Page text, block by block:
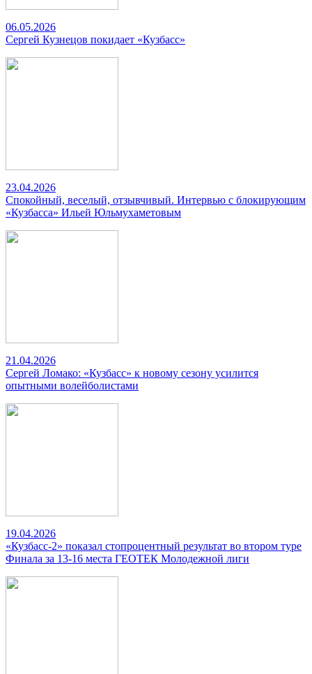
06.05.2026
Сергей Кузнецов покидает «Кузбасс»
23.04.2026
Спокойный, веселый, отзывчивый. Интервью с блокирующим
«Кузбасса» Ильей Юльмухаметовым
21.04.2026
Сергей Ломако: «Кузбасс» к новому сезону усилится
опытными волейболистами
19.04.2026
«Кузбасс-2» показал стопроцентный результат во втором туре
Финала за 13-16 места ГЕОТЕК Молодежной лиги